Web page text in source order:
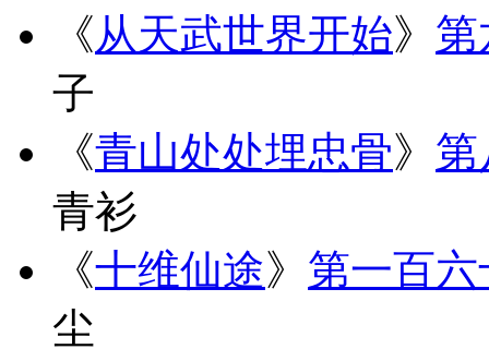
《从天武世界开始》 第
子
《青山处处埋忠骨》 第
青衫
《十维仙途》 第一百
尘